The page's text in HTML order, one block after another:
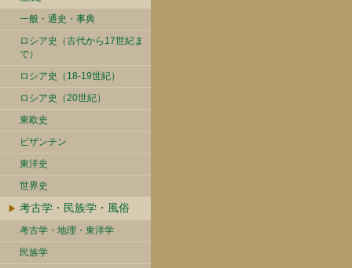
一般・通史・事典
ロシア史（古代から17世紀ま
で）
ロシア史（18-19世紀）
ロシア史（20世紀）
東欧史
ビザンチン
東洋史
世界史
考古学・民族学・風俗
考古学・地理・東洋学
民族学